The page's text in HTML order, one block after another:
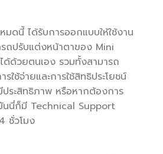
ดนี้ ได้รับการออกแบบให้ใช้งาน
ถปรับแต่งหน้าตาของ Mini
ด้ด้วยตนเอง รวมทั้งสามารถ
ช้จ่ายและการใช้สิทธิประโยชน์
ระสิทธิภาพ หรือหากต้องการ
นนี่ก็มี Technical Support
ชั่วโมง